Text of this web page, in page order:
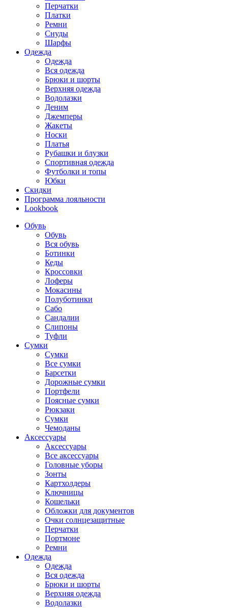
Перчатки
Платки
Ремни
Снуды
Шарфы
Одежда
Одежда
Вся одежда
Брюки и шорты
Верхняя одежда
Водолазки
Деним
Джемперы
Жакеты
Носки
Платья
Рубашки и блузки
Спортивная одежда
Футболки и топы
Юбки
Скидки
Программа лояльности
Lookbook
Обувь
Обувь
Вся обувь
Ботинки
Кеды
Кроссовки
Лоферы
Мокасины
Полуботинки
Сабо
Сандалии
Слипоны
Туфли
Сумки
Сумки
Все сумки
Барсетки
Дорожные сумки
Портфели
Поясные сумки
Рюкзаки
Сумки
Чемоданы
Аксессуары
Аксессуары
Все аксессуары
Головные уборы
Зонты
Картхолдеры
Ключницы
Кошельки
Обложки для документов
Очки солнцезащитные
Перчатки
Портмоне
Ремни
Одежда
Одежда
Вся одежда
Брюки и шорты
Верхняя одежда
Водолазки